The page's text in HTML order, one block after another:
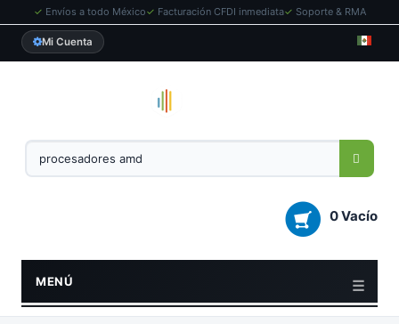
✓ Envíos a todo México✓ Facturación CFDI inmediata✓ Soporte & RMA
Mi Cuenta
0 Vacío
MENÚ